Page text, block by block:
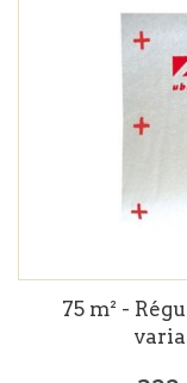
75 m² -